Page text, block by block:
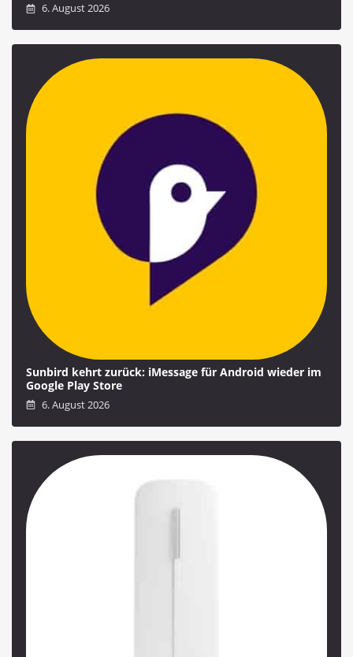
6. August 2026
Sunbird kehrt zurück: iMessage für Android wieder im
Google Play Store
6. August 2026